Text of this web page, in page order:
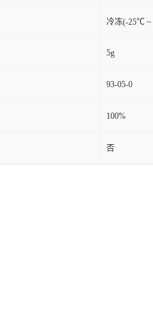
冷冻(-25℃
5g
93-05-0
100%
否